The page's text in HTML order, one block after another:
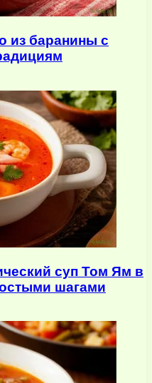
из баранины с
суп Том Ям в
шагами